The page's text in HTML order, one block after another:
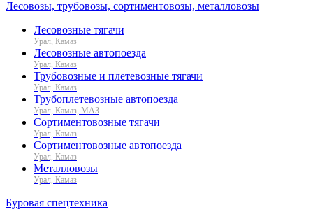
Лесовозы, трубовозы, сортиментовозы, металловозы
Лесовозные тягачи
Урал, Камаз
Лесовозные автопоезда
Урал, Камаз
Трубовозные и плетевозные тягачи
Урал, Камаз
Трубоплетевозные автопоезда
Урал, Камаз, МАЗ
Сортиментовозные тягачи
Урал, Камаз
Сортиментовозные автопоезда
Урал, Камаз
Металловозы
Урал, Камаз
Буровая спецтехника